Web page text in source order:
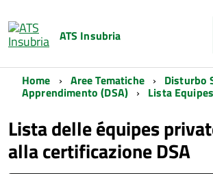
ATS Insubria
Home Aree Tematiche Disturbo
Apprendimento (DSA) Lista
Lista delle équipes
alla certificazione DSA